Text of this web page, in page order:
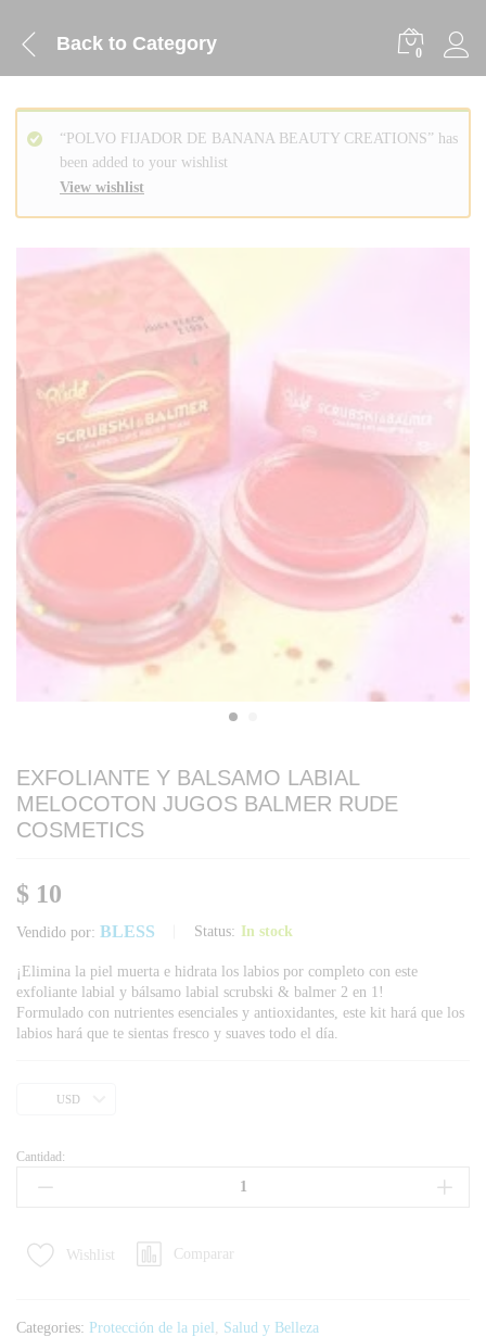
Back to Category 0
View wishlist
“POLVO FIJADOR DE BANANA BEAUTY CREATIONS” has
been added to your wishlist
EXFOLIANTE Y BALSAMO LABIAL
MELOCOTON JUGOS BALMER RUDE
COSMETICS
$ 10
Vendido por: BLESS Status: In stock
¡Elimina la piel muerta e hidrata los labios por completo con este
exfoliante labial y bálsamo labial scrubski & balmer 2 en 1!
Formulado con nutrientes esenciales y antioxidantes, este kit hará que los
labios hará que te sientas fresco y suaves todo el día.
USD
Cantidad:
Wishlist Comparar
Categories: Protección de la piel Salud y Belleza